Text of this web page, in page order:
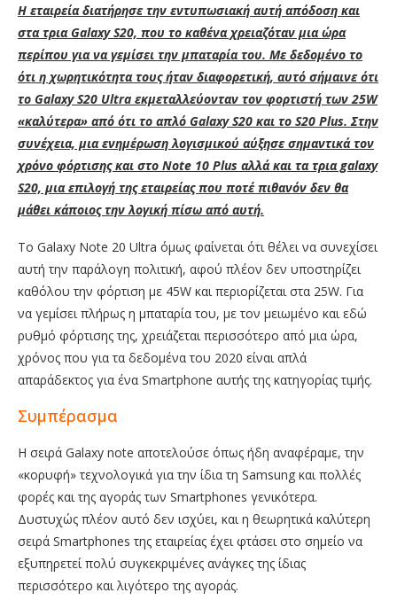
Η εταιρεία διατήρησε την εντυπωσιακή αυτή απόδοση και
στα τρια Galaxy S20, που το καθένα χρειαζόταν μια ώρα
περίπου για να γεμίσει την μπαταρία του. Με δεδομένο το
ότι η χωρητικότητα τους ήταν διαφορετική, αυτό σήμαινε ότι
το Galaxy S20 Ultra εκμεταλλεύονταν τον φορτιστή των 25W
«καλύτερα» από ότι το απλό Galaxy S20 και το S20 Plus. Στην
συνέχεια, μια ενημέρωση λογισμικού αύξησε σημαντικά τον
χρόνο φόρτισης και στο Note 10 Plus αλλά και τα τρια galaxy
S20, μια επιλογή της εταιρείας που ποτέ πιθανόν δεν θα
μάθει κάποιος την λογική πίσω από αυτή.
Το Galaxy Note 20 Ultra όμως φαίνεται ότι θέλει να συνεχίσει
αυτή την παράλογη πολιτική, αφού πλέον δεν υποστηρίζει
καθόλου την φόρτιση με 45W και περιορίζεται στα 25W. Για
να γεμίσει πλήρως η μπαταρία του, με τον μειωμένο και εδώ
ρυθμό φόρτισης της, χρειάζεται περισσότερο από μια ώρα,
χρόνος που για τα δεδομένα του 2020 είναι απλά
απαράδεκτος για ένα Smartphone αυτής της κατηγορίας τιμής.
Συμπέρασμα
Η σειρά Galaxy note αποτελούσε όπως ήδη αναφέραμε, την
«κορυφή» τεχνολογικά για την ίδια τη Samsung και πολλές
φορές και της αγοράς των Smartphones γενικότερα.
Δυστυχώς πλέον αυτό δεν ισχύει, και η θεωρητικά καλύτερη
σειρά Smartphones της εταιρείας έχει φτάσει στο σημείο να
εξυπηρετεί πολύ συγκεκριμένες ανάγκες της ίδιας
περισσότερο και λιγότερο της αγοράς.